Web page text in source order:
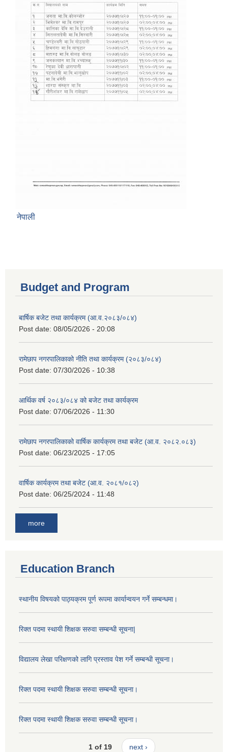
नेपाली
Budget and Program
बार्षिक बजेट तथा कार्यक्रम (आ.व.२०८३/०८४)
Post date: 08/05/2026 - 20:08
रामेछाप नगरपालिकाको नीति तथा कार्यक्रम (२०८३/०८४)
Post date: 07/30/2026 - 10:38
आर्थिक वर्ष २०८३/०८४ को बजेट तथा कार्यक्रम
Post date: 07/06/2026 - 11:30
रामेछाप नगरपालिकाको वार्षिक कार्यक्रम तथा बजेट (आ.व. २०८२.०८३)
Post date: 06/23/2025 - 17:05
वार्षिक कार्यक्रम तथा बजेट (आ.व. २०८१/०८२)
Post date: 06/25/2024 - 11:48
more
Education Branch
स्थानीय विषयको पाठ्यक्रम पूर्ण रूपमा कार्यान्वयन गर्ने सम्बन्धमा।
रिक्त पदमा स्थायी शिक्षक सरुवा सम्बन्धी सूचना|
विद्यालय लेखा परिक्षणको लागि प्रस्ताव पेश गर्ने सम्बन्धी सूचना।
रिक्त पदमा स्थायी शिक्षक सरुवा सम्बन्धी सूचना।
रिक्त पदमा स्थायी शिक्षक सरुवा सम्बन्धी सूचना।
1 of 19 next ›